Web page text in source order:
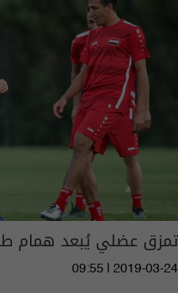
تمزق عضلي يُبعد همام
09:55 | 2019-03-24